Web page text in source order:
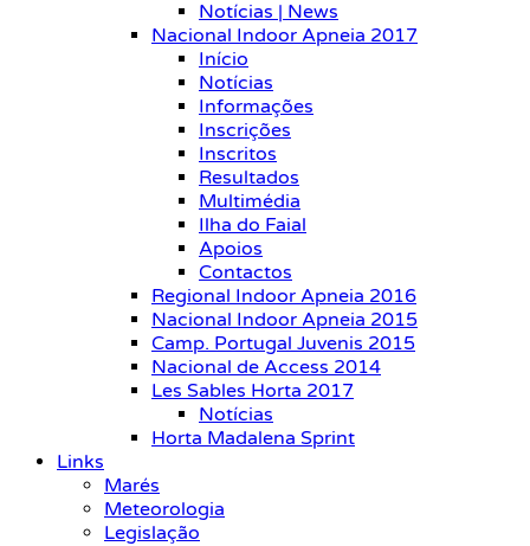
Notícias | News
Nacional Indoor Apneia 2017
Início
Notícias
Informações
Inscrições
Inscritos
Resultados
Multimédia
Ilha do Faial
Apoios
Contactos
Regional Indoor Apneia 2016
Nacional Indoor Apneia 2015
Camp. Portugal Juvenis 2015
Nacional de Access 2014
Les Sables Horta 2017
Notícias
Horta Madalena Sprint
Links
Marés
Meteorologia
Legislação